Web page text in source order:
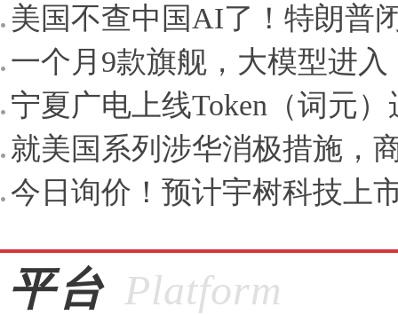
美国不查中国AI了！特朗普
一个月9款旗舰，大模型进
宁夏广电上线Token（词元
就美国系列涉华消极措施，
今日询价！预计宇树科技上
平台 Platform